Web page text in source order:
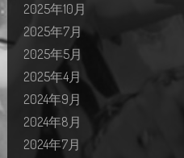
2025年10月
2025年7月
2025年5月
2025年4月
2024年9月
2024年8月
2024年7月